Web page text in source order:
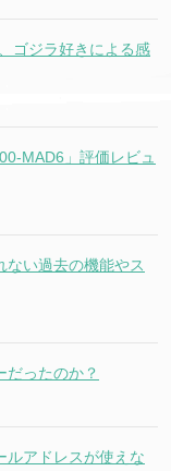
ゴジラ好きによる感
MAD6」評価レビュ
ない過去の機能やス
だったのか？
ルアドレスが使えな